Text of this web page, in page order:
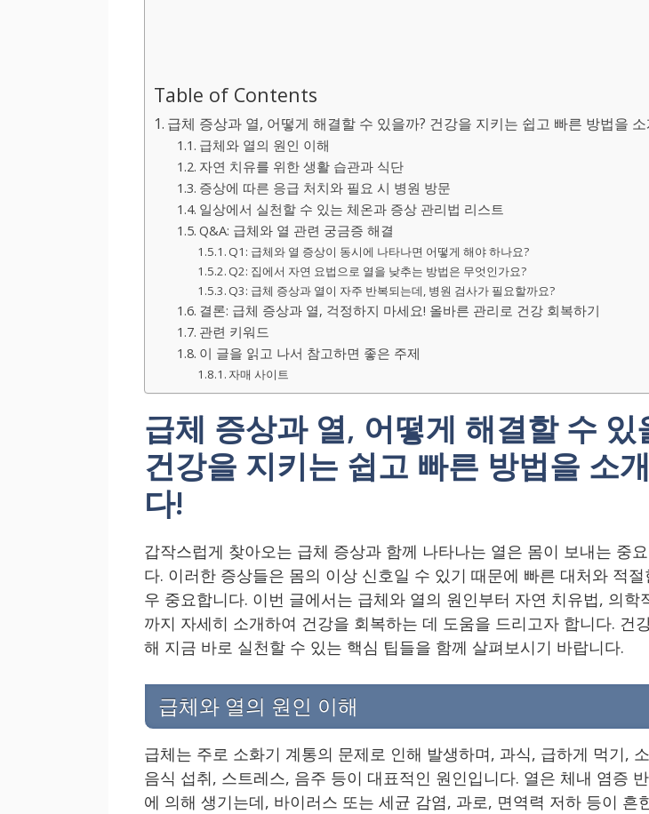
Table of Contents
급체 증상과 열, 어떻게 해결할 수 있을까? 건강을 지키는 쉽고 빠른 방법을
급체와 열의 원인 이해
자연 치유를 위한 생활 습관과 식단
증상에 따른 응급 처치와 필요 시 병원 방문
일상에서 실천할 수 있는 체온과 증상 관리법 리스트
Q&A: 급체와 열 관련 궁금증 해결
Q1: 급체와 열 증상이 동시에 나타나면 어떻게 해야 하나요?
Q2: 집에서 자연 요법으로 열을 낮추는 방법은 무엇인가요?
Q3: 급체 증상과 열이 자주 반복되는데, 병원 검사가 필요할까요?
결론: 급체 증상과 열, 걱정하지 마세요! 올바른 관리로 건강 회복하기
관련 키워드
이 글을 읽고 나서 참고하면 좋은 주제
자매 사이트
급체 증상과 열, 어떻게 해결할 수 있
건강을 지키는 쉽고 빠른 방법을 소
다!
갑작스럽게 찾아오는 급체 증상과 함께 나타나는 열은 몸이 보내는 중
다. 이러한 증상들은 몸의 이상 신호일 수 있기 때문에 빠른 대처와 적절
우 중요합니다. 이번 글에서는 급체와 열의 원인부터 자연 치유법, 의학
까지 자세히 소개하여 건강을 회복하는 데 도움을 드리고자 합니다. 건
해 지금 바로 실천할 수 있는 핵심 팁들을 함께 살펴보시기 바랍니다.
급체와 열의 원인 이해
급체는 주로 소화기 계통의 문제로 인해 발생하며, 과식, 급하게 먹기,
음식 섭취, 스트레스, 음주 등이 대표적인 원인입니다. 열은 체내 염증
에 의해 생기는데, 바이러스 또는 세균 감염, 과로, 면역력 저하 등이 흔